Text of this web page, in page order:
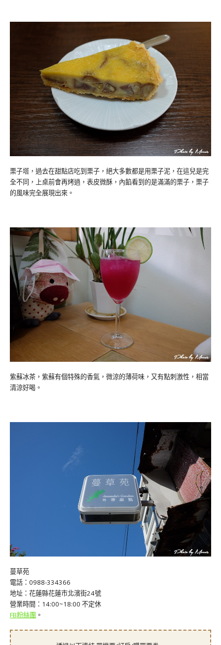
栗子塔，過去在甜點店吃到栗子，絕大多數都是用栗子泥，在這兒是完
全不同，上桌前會再烤過，表皮微酥，內餡看到的是滿滿的栗子，栗子
的風味完全展現出來。
紫蘇冰茶，紫蘇有個特殊的香氣，微涼的薄荷味，又有點刺激性，相當
清涼好喝。
蔓草苑
電話：0988-334366
地址：花蓮縣花蓮市北濱街24號
營業時間：14:00~18:00 不定休
FB粉絲團 。